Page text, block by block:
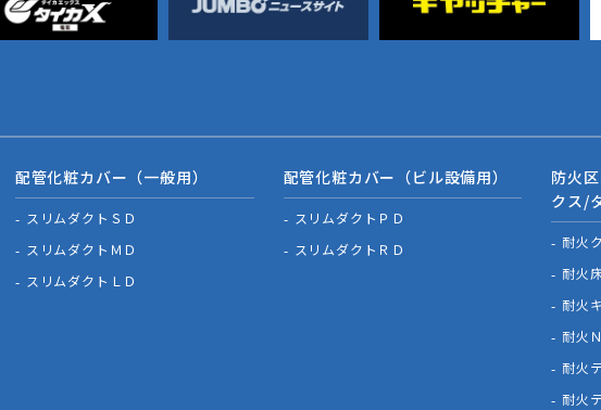
配管化粧カバー（一般用）
スリムダクトＳＤ
スリムダクトＭＤ
スリムダクトＬＤ
配管化粧カバー（ビル設備用）
スリムダクトＰＤ
スリムダクトＲＤ
防火
クス/
耐火
耐火
耐火
耐火
耐火
耐火